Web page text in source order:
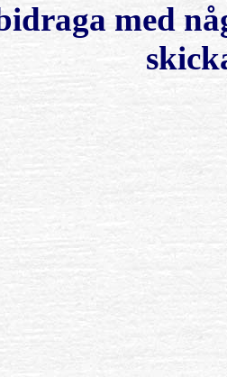
med